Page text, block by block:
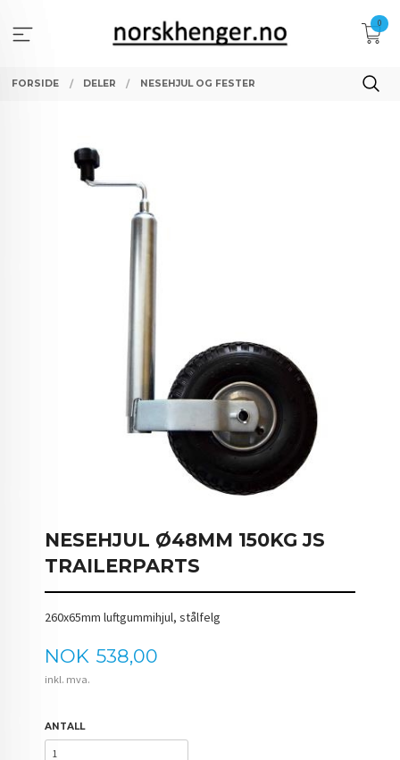
innholdet
0
FORSIDE DELER NESEHJUL OG FESTER
NESEHJUL Ø48MM 150KG JS
TRAILERPARTS
260x65mm luftgummihjul, stålfelg
Pris
NOK 538,00
inkl. mva.
ANTALL